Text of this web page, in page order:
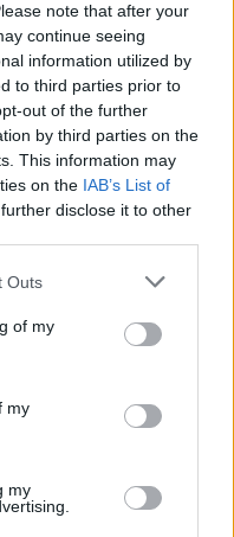
note that after your
continue seeing
information utilized by
to third parties prior to
out of the further
by third parties on the
This information may
on the IAB’s List of
disclose it to other
Outs
of my
my
my
anni del